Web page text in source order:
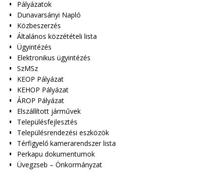
Pályázatok
Dunavarsányi Napló
Közbeszerzés
Általános közzétételi lista
Ügyintézés
Elektronikus ügyintézés
SzMSz
KEOP Pályázat
KEHOP Pályázat
ÁROP Pályázat
Elszállított járművek
Településfejlesztés
Településrendezési eszközök
Térfigyelő kamerarendszer lista
Perkapu dokumentumok
Üvegzseb – Önkormányzat